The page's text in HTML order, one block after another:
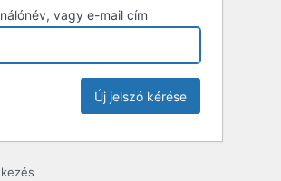
vagy e-mail cím